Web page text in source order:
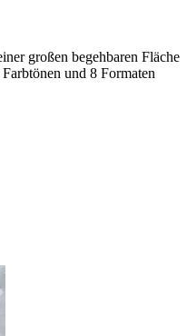
großen begehbaren Fläche
und 8 Formaten